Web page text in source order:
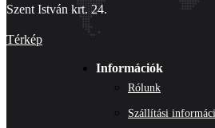
Szent István krt. 24.
Térkép
Információk
Rólunk
Szállítási